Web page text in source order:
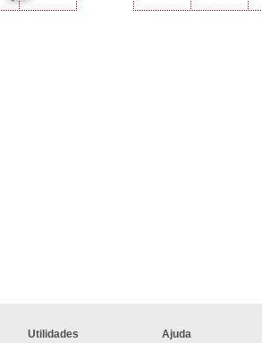
Utilidades
Ajuda